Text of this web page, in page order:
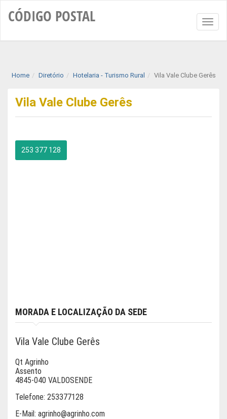
CÓDIGO POSTAL
Home Diretório Hotelaria - Turismo Rural Vila Vale Clube Gerês
Vila Vale Clube Gerês
253 377 128
MORADA E LOCALIZAÇÃO DA SEDE
Vila Vale Clube Gerês
Qt Agrinho
Assento
4845-040 VALDOSENDE
Telefone: 253377128
E-Mail: agrinho@agrinho.com